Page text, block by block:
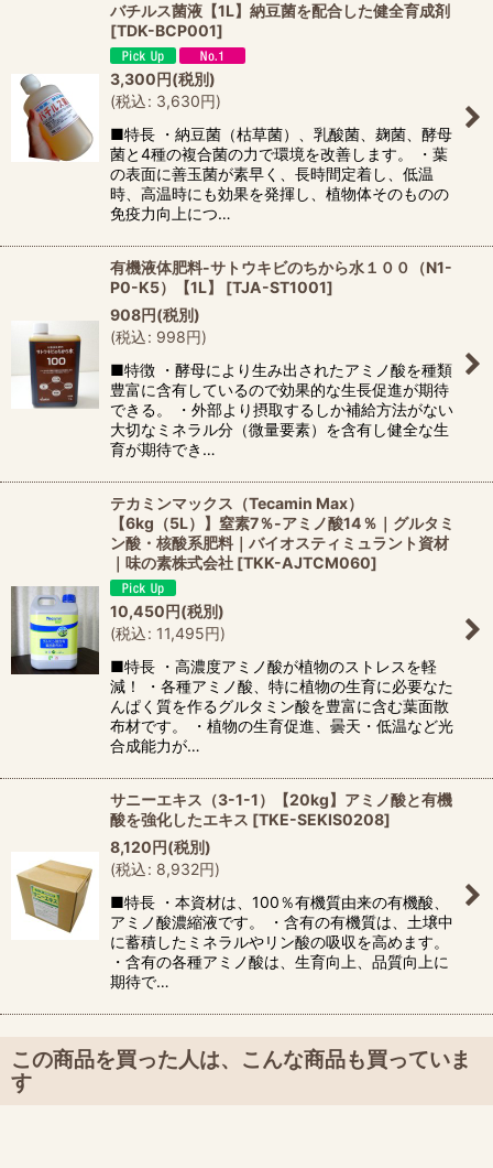
バチルス菌液【1L】納豆菌を配合した健全育成剤
[TDK-BCP001]
3,300円(税別)
(税込: 3,630円)
■特長 ・納豆菌（枯草菌）、乳酸菌、麹菌、酵母
菌と4種の複合菌の力で環境を改善します。 ・葉
の表面に善玉菌が素早く、長時間定着し、低温
時、高温時にも効果を発揮し、植物体そのものの
免疫力向上につ…
有機液体肥料-サトウキビのちから水１００（N1-
P0-K5）【1L】
[TJA-ST1001]
908円(税別)
(税込: 998円)
■特徴 ・酵母により生み出されたアミノ酸を種類
豊富に含有しているので効果的な生長促進が期待
できる。 ・外部より摂取するしか補給方法がない
大切なミネラル分（微量要素）を含有し健全な生
育が期待でき…
テカミンマックス（Tecamin Max）
【6kg（5L）】窒素7％-アミノ酸14％｜グルタミ
ン酸・核酸系肥料｜バイオスティミュラント資材
｜味の素株式会社 [TKK-AJTCM060]
10,450円(税別)
(税込: 11,495円)
■特長 ・高濃度アミノ酸が植物のストレスを軽
減！ ・各種アミノ酸、特に植物の生育に必要なた
んぱく質を作るグルタミン酸を豊富に含む葉面散
布材です。 ・植物の生育促進、曇天・低温など光
合成能力が…
サニーエキス（3-1-1）【20kg】アミノ酸と有機
酸を強化したエキス [TKE-SEKIS0208]
8,120円(税別)
(税込: 8,932円)
■特長 ・本資材は、100％有機質由来の有機酸、
アミノ酸濃縮液です。 ・含有の有機質は、土壌中
に蓄積したミネラルやリン酸の吸収を高めます。
・含有の各種アミノ酸は、生育向上、品質向上に
期待で…
この商品を買った人は、こんな商品も買っていま
す